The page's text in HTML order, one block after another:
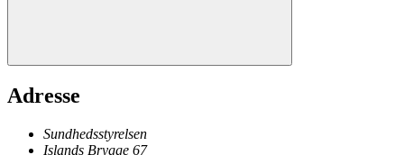
Adresse
Sundhedsstyrelsen
Islands Brygge 67